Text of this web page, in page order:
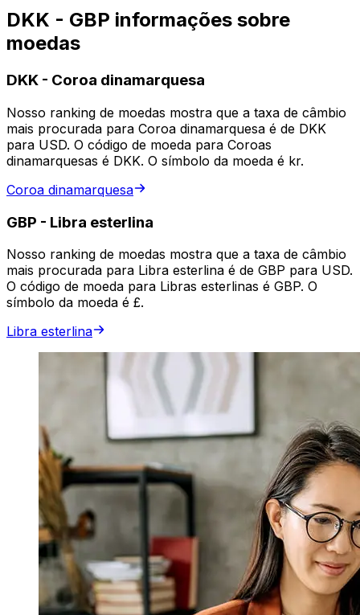
DKK - GBP informações sobre
moedas
DKK - Coroa dinamarquesa
Nosso ranking de moedas mostra que a taxa de câmbio
mais procurada para Coroa dinamarquesa é de DKK
para USD. O código de moeda para Coroas
dinamarquesas é DKK. O símbolo da moeda é kr.
Coroa dinamarquesa
GBP - Libra esterlina
Nosso ranking de moedas mostra que a taxa de câmbio
mais procurada para Libra esterlina é de GBP para USD.
O código de moeda para Libras esterlinas é GBP. O
símbolo da moeda é £.
Libra esterlina